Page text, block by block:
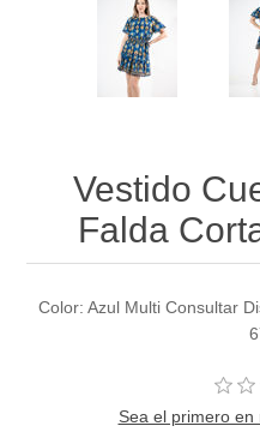
Vestido
Falda
Color: Azul Multi Consultar
Sea el primero